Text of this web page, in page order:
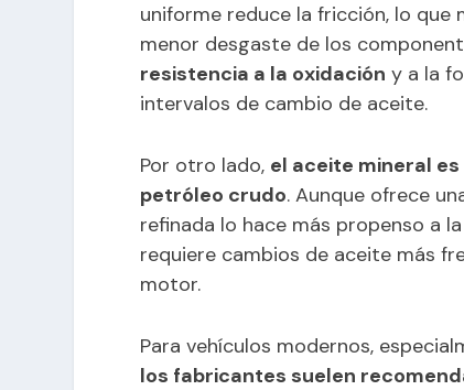
uniforme reduce la fricción, lo
menor desgaste de los
resistencia a la oxidación y a la
intervalos de cambio de aceite.
Por otro lado, el aceite mineral
petróleo crudo. Aunque ofrece
refinada lo hace más propenso a
requiere cambios de aceite más
motor.
Para vehículos modernos,
los fabricantes suelen